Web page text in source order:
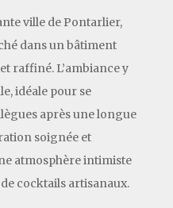
ville de Pontarlier,
dans un bâtiment
raffiné. L’ambiance y
idéale pour se
après une longue
soignée et
atmosphère intimiste
cocktails artisanaux.